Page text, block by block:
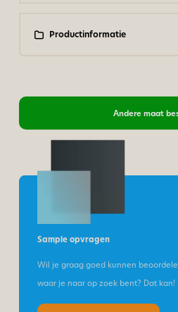
Productinformatie
Andere maat
Sample opvragen
Wil je graag goed kunnen
waar je naar op zoek bent? Dat kan!